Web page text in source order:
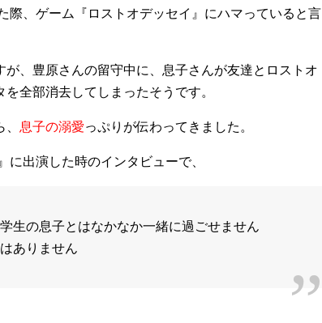
際、ゲーム『ロストオデッセイ』にハマっていると言
、豊原さんの留守中に、息子さんが友達とロストオ
全部消去してしまったそうです。
息子の溺愛っぷりが伝わってきました。
出演した時のインタビューで、
生の息子とはなかなか一緒に過ごせません
ありません